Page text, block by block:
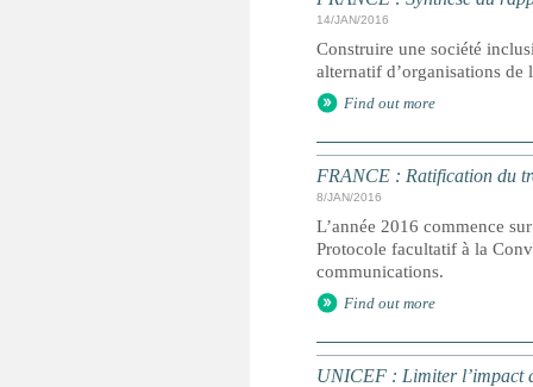
14/JAN/2016
Construire une société
alternatif d’organisations de
Find out more
FRANCE : Ratification du
8/JAN/2016
L’année 2016 commence
Protocole facultatif à la
communications.
Find out more
UNICEF : Limiter l’impact